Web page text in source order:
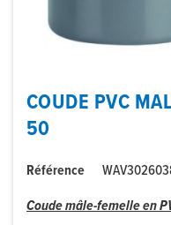
COUDE PVC
50
Référence
Coude mâle-femelle en